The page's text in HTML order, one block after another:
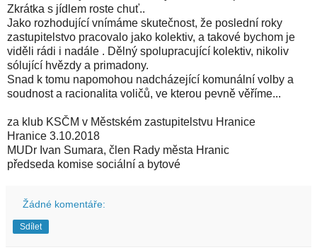
Zkrátka s jídlem roste chuť..
Jako rozhodující vnímáme skutečnost, že poslední roky
zastupitelstvo pracovalo jako kolektiv, a takové bychom je
viděli rádi i nadále . Dělný spolupracující kolektiv, nikoliv
sólující hvězdy a primadony.
Snad k tomu napomohou nadcházející komunální volby a
soudnost a racionalita voličů, ve kterou pevně věříme...
za klub KSČM v Městském zastupitelstvu Hranice
Hranice 3.10.2018
MUDr Ivan Sumara, člen Rady města Hranic
předseda komise sociální a bytové
Žádné komentáře:
Sdílet